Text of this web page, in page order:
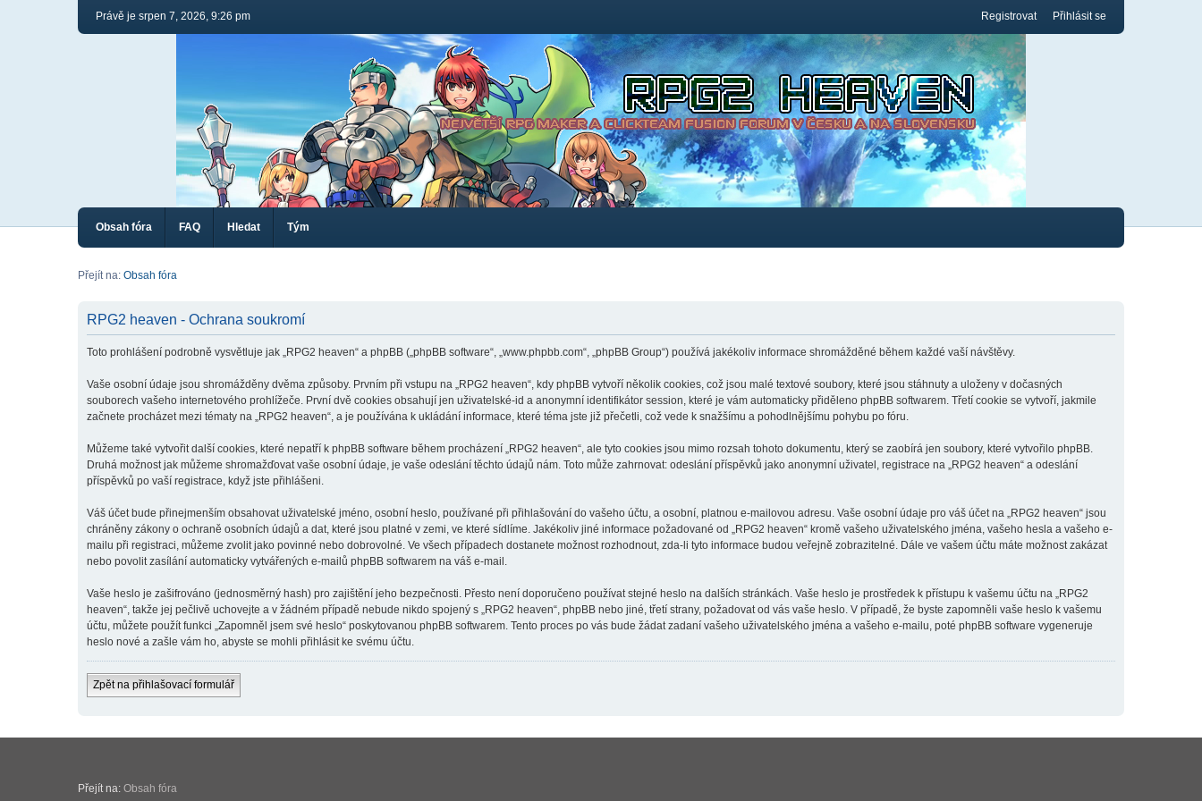
Právě je srpen 7, 2026, 9:26 pm Registrovat Přihlásit se
Obsah fóra FAQ Hledat Tým
Přejít na: Obsah fóra
RPG2 heaven - Ochrana soukromí
Toto prohlášení podrobně vysvětluje jak „RPG2 heaven“ a phpBB („phpBB software“, „www.phpbb.com“, „phpBB Group“) používá jakékoliv informace shromážděné během každé vaší návštěvy.
Vaše osobní údaje jsou shromážděny dvěma způsoby. Prvním při vstupu na „RPG2 heaven“, kdy phpBB vytvoří několik cookies, což jsou malé textové soubory, které jsou stáhnuty a uloženy v dočasných
souborech vašeho internetového prohlížeče. První dvě cookies obsahují jen uživatelské-id a anonymní identifikátor session, které je vám automaticky přiděleno phpBB softwarem. Třetí cookie se vytvoří, jakmile
začnete procházet mezi tématy na „RPG2 heaven“, a je používána k ukládání informace, které téma jste již přečetli, což vede k snažšímu a pohodlnějšímu pohybu po fóru.
Můžeme také vytvořit další cookies, které nepatří k phpBB software během procházení „RPG2 heaven“, ale tyto cookies jsou mimo rozsah tohoto dokumentu, který se zaobírá jen soubory, které vytvořilo phpBB.
Druhá možnost jak můžeme shromažďovat vaše osobní údaje, je vaše odeslání těchto údajů nám. Toto může zahrnovat: odeslání příspěvků jako anonymní uživatel, registrace na „RPG2 heaven“ a odeslání
příspěvků po vaší registrace, když jste přihlášeni.
Váš účet bude přinejmenším obsahovat uživatelské jméno, osobní heslo, používané při přihlašování do vašeho účtu, a osobní, platnou e-mailovou adresu. Vaše osobní údaje pro váš účet na „RPG2 heaven“ jsou
chráněny zákony o ochraně osobních údajů a dat, které jsou platné v zemi, ve které sídlíme. Jakékoliv jiné informace požadované od „RPG2 heaven“ kromě vašeho uživatelského jména, vašeho hesla a vašeho e-
mailu při registraci, můžeme zvolit jako povinné nebo dobrovolné. Ve všech případech dostanete možnost rozhodnout, zda-li tyto informace budou veřejně zobrazitelné. Dále ve vašem účtu máte možnost zakázat
nebo povolit zasílání automaticky vytvářených e-mailů phpBB softwarem na váš e-mail.
Vaše heslo je zašifrováno (jednosměrný hash) pro zajištění jeho bezpečnosti. Přesto není doporučeno používat stejné heslo na dalších stránkách. Vaše heslo je prostředek k přístupu k vašemu účtu na „RPG2
heaven“, takže jej pečlivě uchovejte a v žádném případě nebude nikdo spojený s „RPG2 heaven“, phpBB nebo jiné, třetí strany, požadovat od vás vaše heslo. V případě, že byste zapomněli vaše heslo k vašemu
účtu, můžete použít funkci „Zapomněl jsem své heslo“ poskytovanou phpBB softwarem. Tento proces po vás bude žádat zadaní vašeho uživatelského jména a vašeho e-mailu, poté phpBB software vygeneruje
heslo nové a zašle vám ho, abyste se mohli přihlásit ke svému účtu.
Zpět na přihlašovací formulář
Přejít na: Obsah fóra